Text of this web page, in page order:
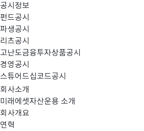
공시정보
펀드공시
파생공시
리츠공시
고난도금융투자상품공시
경영공시
스튜어드십코드공시
회사소개
미래에셋자산운용 소개
회사개요
연혁
기준가
1,052.11
-1.47
설정일